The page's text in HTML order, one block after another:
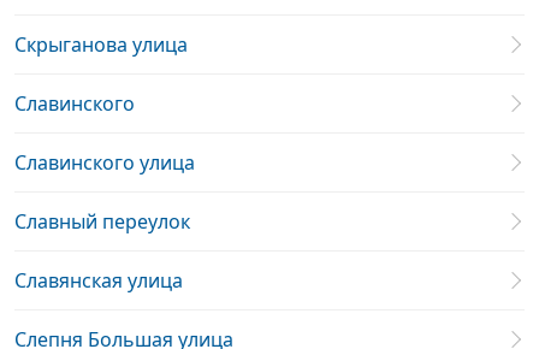
Скрыганова улица
Славинского
Славинского улица
Славный переулок
Славянская улица
Слепня Большая улица